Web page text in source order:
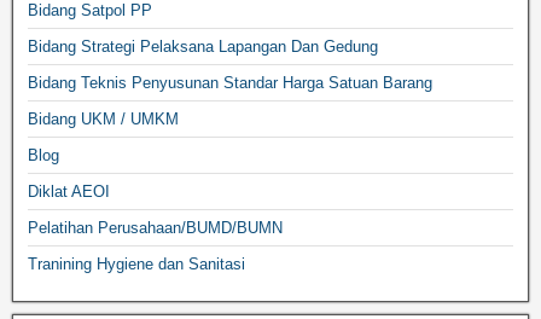
Bidang Satpol PP
Bidang Strategi Pelaksana Lapangan Dan Gedung
Bidang Teknis Penyusunan Standar Harga Satuan Barang
Bidang UKM / UMKM
Blog
Diklat AEOI
Pelatihan Perusahaan/BUMD/BUMN
Tranining Hygiene dan Sanitasi